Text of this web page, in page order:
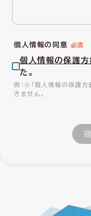
個人情報の同意
個人情報の保護方
た。
※「個人情報の保護方
きません。